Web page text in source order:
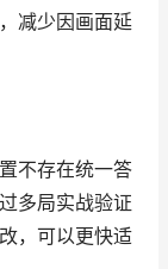
减少因画面延
不存在统一答
多局实战验证
，可以更快适